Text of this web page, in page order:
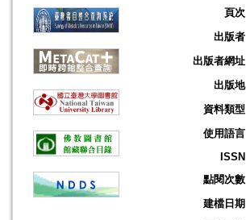
頁次
出版者
出版者網址
出版地
資料類型
使用語言
ISSN
點閱次數
建檔日期